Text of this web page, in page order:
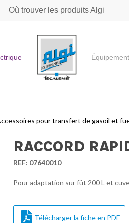
Où trouver les produits Algi
pour transfert de gasoil et
RACCORD
REF: 07640010
Pour adaptation sur fût 200 L et
Télécharger la fiche en PDF